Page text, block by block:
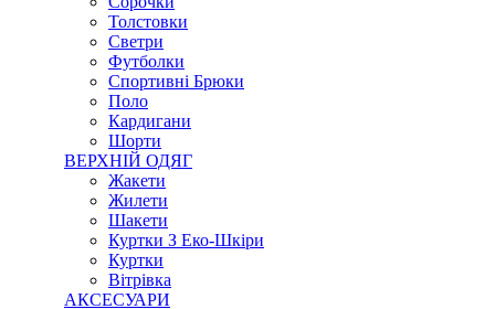
Толстовки
Светри
Футболки
Спортивні Брюки
Поло
Кардигани
Шорти
ВЕРХНІЙ ОДЯГ
Жакети
Жилети
Шакети
Куртки З Еко-Шкіри
Куртки
Вітрівка
АКСЕСУАРИ